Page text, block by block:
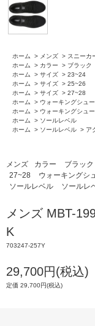
ホーム > メンズ > スニーカ
ホーム
> カラー > ブラック
ホーム
> サイズ > 23~24
ホーム
> サイズ > 25~26
ホーム
> サイズ > 27~28
ホーム
> ウォーキングシュ
ホーム
> ウォーキングシュ
ホーム
> ソールレベル
ホーム
> ソールレベル > ア
メンズ カラー ブラック
27~28
ウォーキングシ
ソールレベル
ソールレ
メンズ MBT-
K
703247-257Y
29,700円(税込)
定価 29,700円(税込)